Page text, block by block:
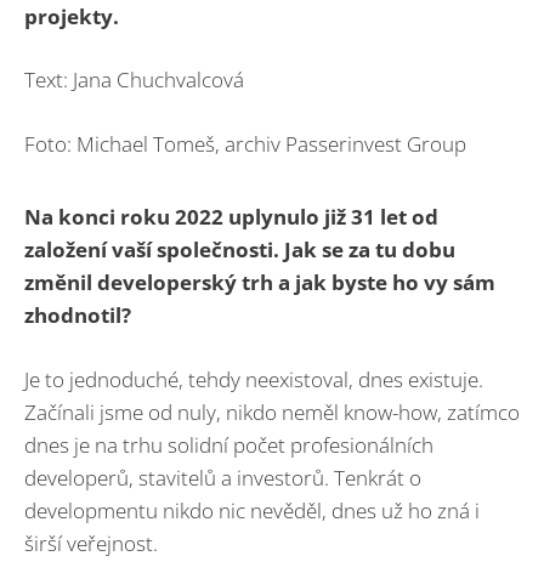
projekty.
Text: Jana Chuchvalcová
Foto: Michael Tomeš, archiv Passerinvest Group
Na konci roku 2022 uplynulo již 31 let od
založení vaší společnosti. Jak se za tu dobu
změnil developerský trh a jak byste ho vy sám
zhodnotil?
Je to jednoduché, tehdy neexistoval, dnes existuje.
Začínali jsme od nuly, nikdo neměl know-how, zatímco
dnes je na trhu solidní počet profesionálních
developerů, stavitelů a investorů. Tenkrát o
developmentu nikdo nic nevěděl, dnes už ho zná i
širší veřejnost.